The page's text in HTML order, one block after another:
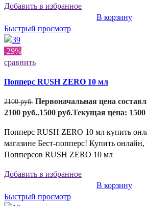
Добавить в избранное
В корзину
Быстрый просмотр
-29%
сравнить
Попперс RUSH ZERO 10 мл
2100руб. Первоначальная цена
2100 руб..1500 руб.Текущая цена: 1500
Попперс RUSH ZERO 10 мл купить
магазине Бест-попперс! Купить онлайн,
Попперсов RUSH ZERO 10 мл
Добавить в избранное
В корзину
Быстрый просмотр